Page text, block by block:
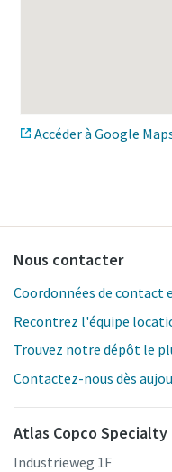
Accéder à Google
Nous contacter
Coordonnées de contact
Recontrez l'équipe
Trouvez notre dépôt le
Contactez-nous dès
Atlas Copco
Industrieweg 1F